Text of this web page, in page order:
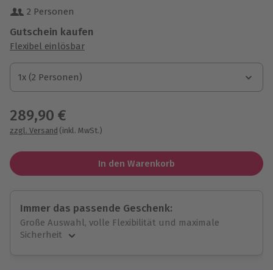
2 Personen
Gutschein kaufen
Flexibel einlösbar
1x (2 Personen)
1x (2 Personen)
1x (2 Personen)
289,90 €
zzgl. Versand (inkl. MwSt.)
In den Warenkorb
Immer das passende Geschenk:
Große Auswahl, volle Flexibilität und maximale
Sicherheit